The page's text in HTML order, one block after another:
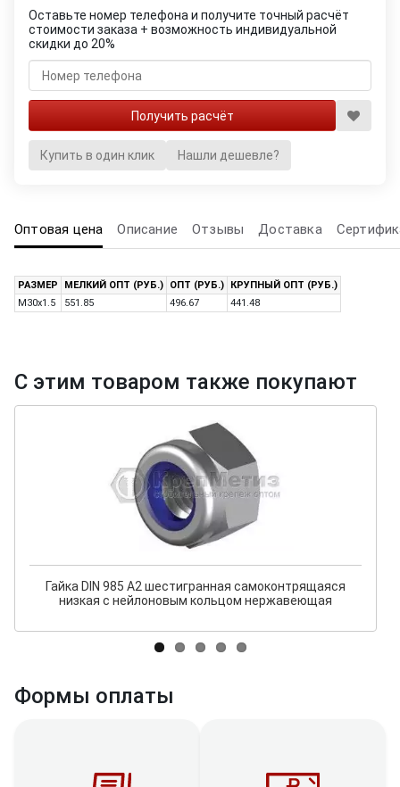
Оставьте номер телефона и получите точный расчёт
стоимости заказа + возможность индивидуальной
скидки до 20%
Купить в один клик Нашли дешевле?
Оптовая цена Описание Отзывы Доставка
РАЗМЕР МЕЛКИЙ ОПТ (РУБ.) ОПТ (РУБ.)
КРУПНЫЙ ОПТ (РУБ.)
M30x1.5
551.85 496.67 441.48
С этим товаром также покупают
Гайка DIN 985 А2 шестигранная самоконтрящаяся
низкая с нейлоновым кольцом нержавеющая
Формы оплаты